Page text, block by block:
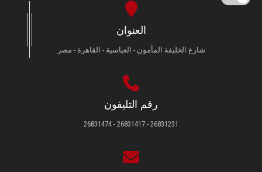
العنوان
شارع الخليفة المأمون - العباسية - القاهرة - مصر
رقم التليفون
26831231 - 26831417 - 26831474